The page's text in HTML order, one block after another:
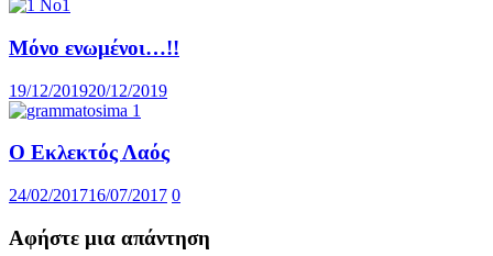
Μόνο ενωμένοι…!!
19/12/201920/12/2019
Ο Εκλεκτός Λαός
24/02/201716/07/2017 0
Αφήστε μια απάντηση